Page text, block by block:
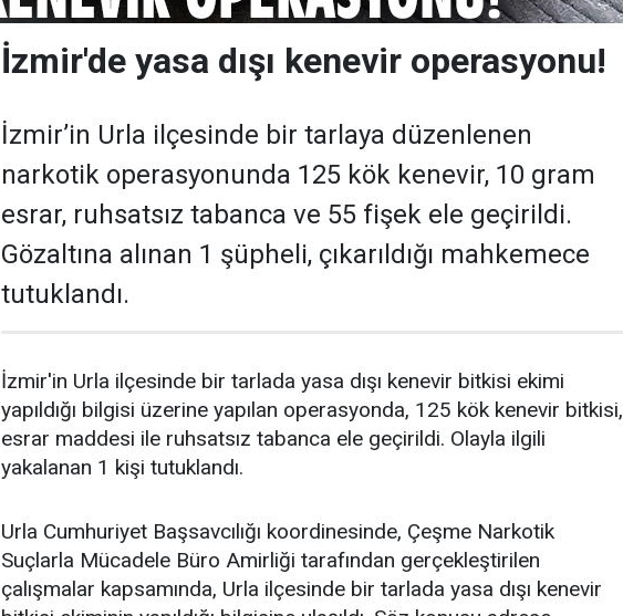
İzmir'de yasa dışı kenevir operasyonu!
İzmir’in Urla ilçesinde bir tarlaya düzenlenen
narkotik operasyonunda 125 kök kenevir, 10 gram
esrar, ruhsatsız tabanca ve 55 fişek ele geçirildi.
Gözaltına alınan 1 şüpheli, çıkarıldığı mahkemece
tutuklandı.
İzmir'in Urla ilçesinde bir tarlada yasa dışı kenevir bitkisi ekimi
yapıldığı bilgisi üzerine yapılan operasyonda, 125 kök kenevir bitkisi,
esrar maddesi ile ruhsatsız tabanca ele geçirildi. Olayla ilgili
yakalanan 1 kişi tutuklandı.
Urla Cumhuriyet Başsavcılığı koordinesinde, Çeşme Narkotik
Suçlarla Mücadele Büro Amirliği tarafından gerçekleştirilen
çalışmalar kapsamında, Urla ilçesinde bir tarlada yasa dışı kenevir